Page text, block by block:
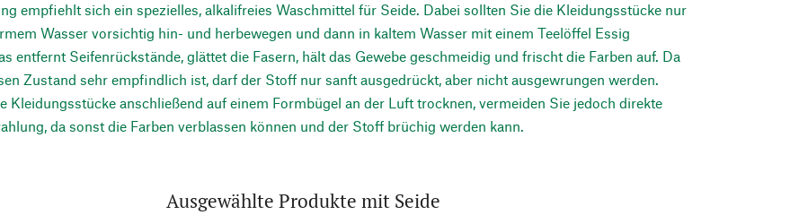
empfiehlt sich ein spezielles, alkalifreies Waschmittel für Seide. Dabei sollten Sie die Kleidungsstücke nur
Wasser vorsichtig hin- und herbewegen und dann in kaltem Wasser mit einem Teelöffel Essig
entfernt Seifenrückstände, glättet die Fasern, hält das Gewebe geschmeidig und frischt die Farben auf. Da
Zustand sehr empfindlich ist, darf der Stoff nur sanft ausgedrückt, aber nicht ausgewrungen werden.
Kleidungsstücke anschließend auf einem Formbügel an der Luft trocknen, vermeiden Sie jedoch direkte
da sonst die Farben verblassen können und der Stoff brüchig werden kann.
Ausgewählte Produkte mit Seide